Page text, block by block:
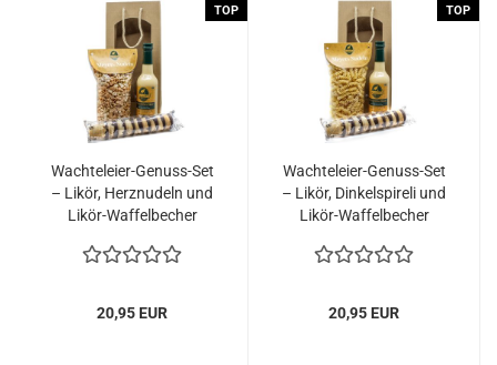
TOP
Wachteleier-Genuss-Set
– Likör, Herznudeln und
Likör-Waffelbecher
20,95 EUR
TOP
Wachteleier-Genuss-Set
– Likör, Dinkelspireli und
Likör-Waffelbecher
20,95 EUR